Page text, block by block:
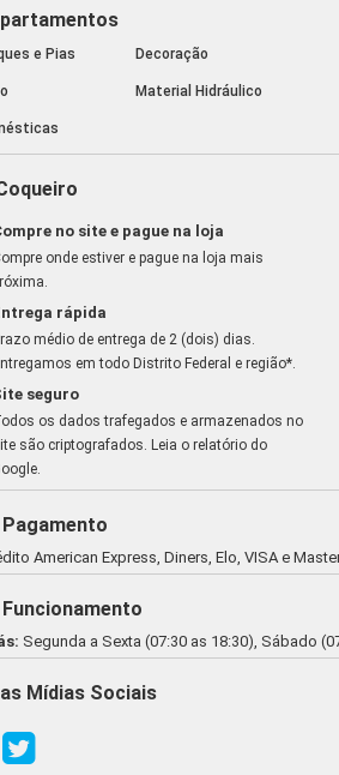
e Pias Decoração
Material Hidráulico
no site e pague na loja
onde estiver e pague na loja mais
rápida
médio de entrega de 2 (dois) dias.
em todo Distrito Federal e região*.
seguro
os dados trafegados e armazenados no
são criptografados. Leia o relatório do
American Express, Diners, Elo, VISA e
Segunda a Sexta (07:30 as 18:30), Sábado
Mídias Sociais